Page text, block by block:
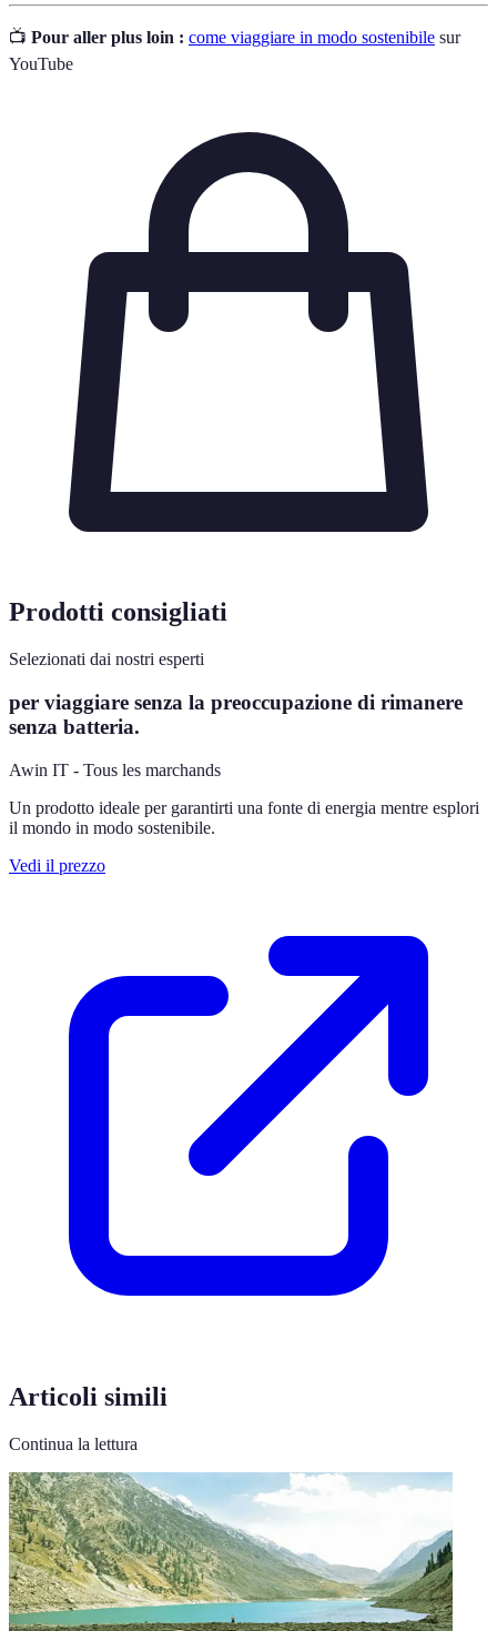
📺 Pour aller plus loin : come viaggiare in modo sostenibile sur
YouTube
Prodotti consigliati
Selezionati dai nostri esperti
per viaggiare senza la preoccupazione di rimanere
senza batteria.
Awin IT - Tous les marchands
Un prodotto ideale per garantirti una fonte di energia mentre esplori
il mondo in modo sostenibile.
Vedi il prezzo
Articoli simili
Continua la lettura